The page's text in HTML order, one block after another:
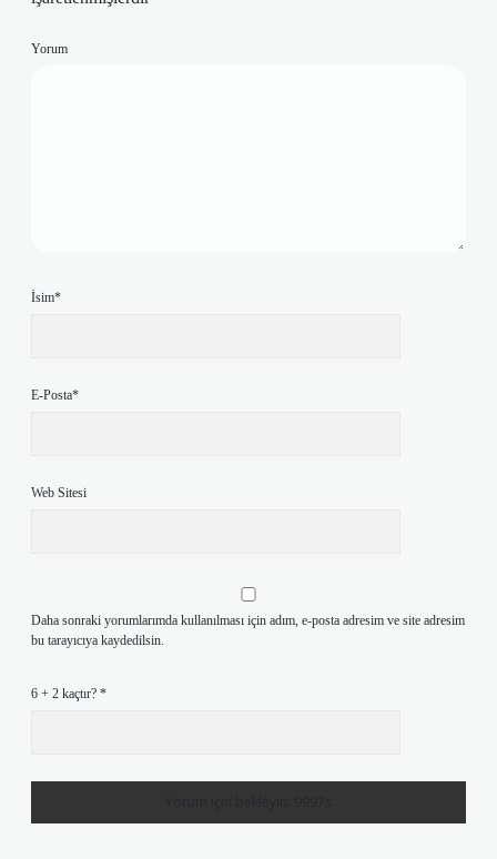
Yorum
İsim*
E-Posta*
Web Sitesi
Daha sonraki yorumlarımda kullanılması için adım, e-posta adresim ve site adresim
bu tarayıcıya kaydedilsin.
6 + 2 kaçtır? *